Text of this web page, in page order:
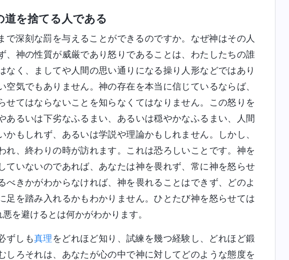
を捨てる人である
で深刻な罰を与えることができるのですか。なぜ神はその人
、神の性質が威厳であり怒りであることは、わたしたちの誰
なく、ましてや人間の思い通りになる操り人形などではあり
気でもありません。神の存在を本当に信じているならば、
せてはならないことを知らなくてはなりません。この怒りを
あるいは下劣なふるまい、あるいは穏やかなふるまい、人間
もしれず、あるいは学説や理論かもしれません。しかし、
れ、終わりの時が訪れます。これは恐ろしいことです。神を
ていないのであれば、あなたは神を畏れず、常に神を怒らせ
きかがわからなければ、神を畏れることはできず、どのよ
足を踏み入れるかもわかりません。ひとたび神を怒らせては
を避けるとは何かがわかります。
ずしも真理をどれほど知り、試練を幾つ経験し、どれほど鍛
ろそれは、あなたが心の中で神に対してどのような態度を